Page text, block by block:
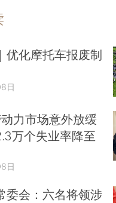
优化摩托车报废制
日
力市场意外放缓
万个失业率降至
日
委会：六名将领涉